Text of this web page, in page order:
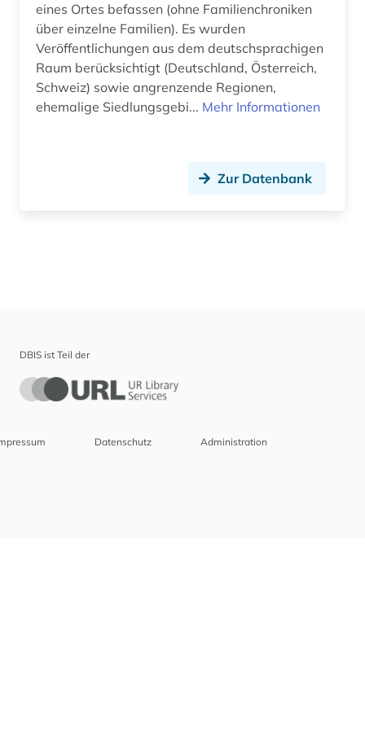
eines Ortes befassen (ohne Familienchroniken
über einzelne Familien). Es wurden
Veröffentlichungen aus dem deutschsprachigen
Raum berücksichtigt (Deutschland, Österreich,
Schweiz) sowie angrenzende Regionen,
ehemalige Siedlungsgebi... Mehr Informationen
Zur Datenbank
DBIS ist Teil der
Datenschutz Administration